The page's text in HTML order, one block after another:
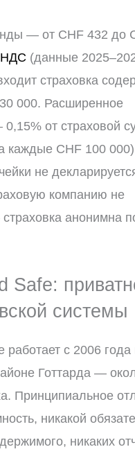
— от CHF 432 до
НДС (данные
страховка
000. Расширенное
от страховой
каждые CHF 100
не
компанию не
анонимна
Safe:
системы
работает с 2006 года
Готтарда —
Принципиальное
никакой
никаких